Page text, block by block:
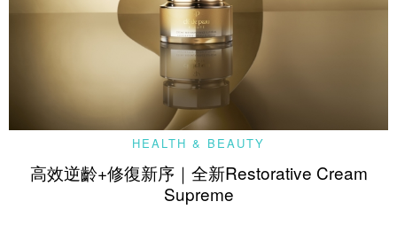
HEALTH & BEAUTY
高效逆齡+修復新序｜全新Restorative Cream
Supreme